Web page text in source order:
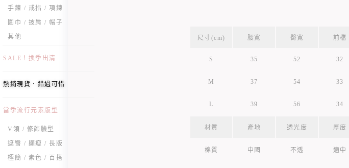
手鍊 / 戒指 / 項鍊
圍巾 / 披肩 / 帽子
其他
SALE！換季出清
熱銷現貨．錯過可惜
當季流行元素版型
V領 / 修飾臉型
遮臀 / 顯瘦 / 長版
極簡 / 素色 / 百搭
尺寸(cm) 腰寬 臀寬 前檔
S 35 52 32
M 37 54 33
L 39 56 34
材質 產地 透光度 厚度
棉質 中國 不透 適中